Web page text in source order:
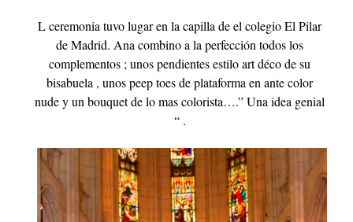
L ceremonia tuvo lugar en la capilla de el colegio El Pilar
de Madrid. Ana combino a la perfección todos los
complementos ; unos pendientes estilo art déco de su
bisabuela , unos peep toes de plataforma en ante color
nude y un bouquet de lo mas colorista….” Una idea genial
“ .